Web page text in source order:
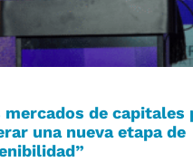
mercados de capitales
una nueva etapa de